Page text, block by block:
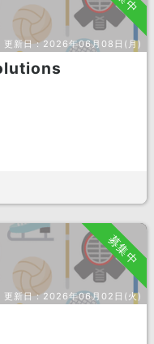
更新日：2026年06月08日(月)
募集中
更新日：2026年06月02日(火)